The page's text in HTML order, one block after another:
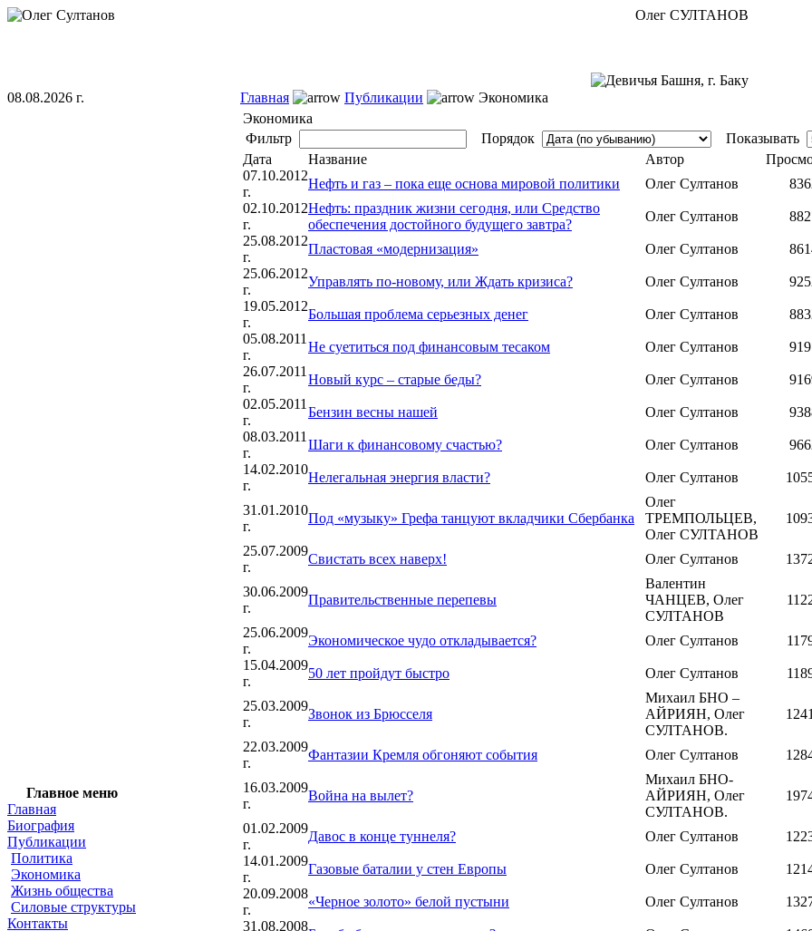
Олег СУЛТАНОВ
08.08.2026 г. Главная Публикации Экономика
Главное меню
Главная
Биография
Публикации
Политика
Экономика
Жизнь общества
Силовые структуры
Контакты
Экономика
Фильтр
Порядок
Показывать
Дата
Название Автор
07.10.2012
г.
Нефть и газ – пока еще основа мировой политики Олег Султанов
02.10.2012
г.
Нефть: праздник жизни сегодня, или Средство
обеспечения достойного будущего завтра?
Олег Султанов
25.08.2012
г.
Пластовая «модернизация» Олег Султанов
25.06.2012
г.
Управлять по-новому, или Ждать кризиса? Олег Султанов
19.05.2012
г.
Большая проблема серьезных денег Олег Султанов
05.08.2011
г.
Не суетиться под финансовым тесаком Олег Султанов
26.07.2011
г.
Новый курс – старые беды? Олег Султанов
02.05.2011
г.
Бензин весны нашей Олег Султанов
08.03.2011
г.
Шаги к финансовому счастью? Олег Султанов
14.02.2010
г.
Нелегальная энергия власти? Олег Султанов
31.01.2010
г.
Под «музыку» Грефа танцуют вкладчики Сбербанка
Олег
ТРЕМПОЛЬЦЕВ,
Олег СУЛТАНОВ
25.07.2009
г.
Свистать всех наверх! Олег Султанов
30.06.2009
г.
Правительственные перепевы
Валентин
ЧАНЦЕВ, Олег
СУЛТАНОВ
25.06.2009
г.
Экономическое чудо откладывается? Олег Султанов
15.04.2009
г.
50 лет пройдут быстро Олег Султанов
25.03.2009
г.
Звонок из Брюсселя
Михаил БНО –
АЙРИЯН, Олег
СУЛТАНОВ.
22.03.2009
г.
Фантазии Кремля обгоняют события Олег Султанов
16.03.2009
г.
Война на вылет?
Михаил БНО-
АЙРИЯН, Олег
СУЛТАНОВ.
01.02.2009
г.
Давос в конце туннеля? Олег Султанов
14.01.2009
г.
Газовые баталии у стен Европы Олег Султанов
20.09.2008
г.
«Черное золото» белой пустыни Олег Султанов
31.08.2008